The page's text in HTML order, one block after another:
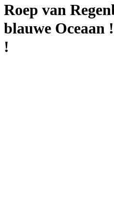
Roep van
blauwe Oceaan
!